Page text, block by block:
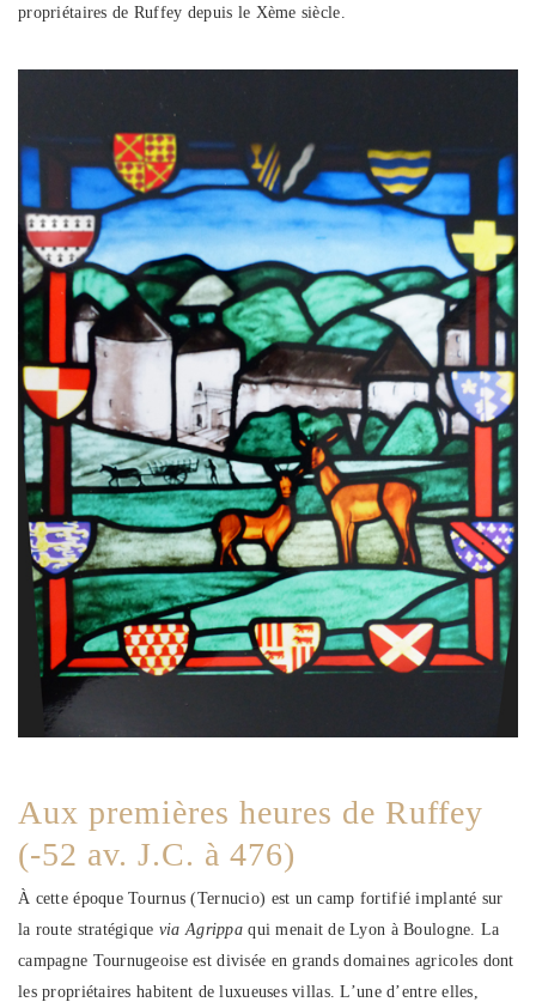
propriétaires de Ruffey depuis le Xème siècle.
Aux premières heures de Ruffey
(-52 av. J.C. à 476)
À cette époque Tournus (Ternucio) est un camp fortifié implanté sur
la route stratégique via Agrippaqui menait de Lyon à Boulogne. La
campagne Tournugeoise est divisée en grands domaines agricoles dont
les propriétaires habitent de luxueuses villas. L’une d’entre elles,